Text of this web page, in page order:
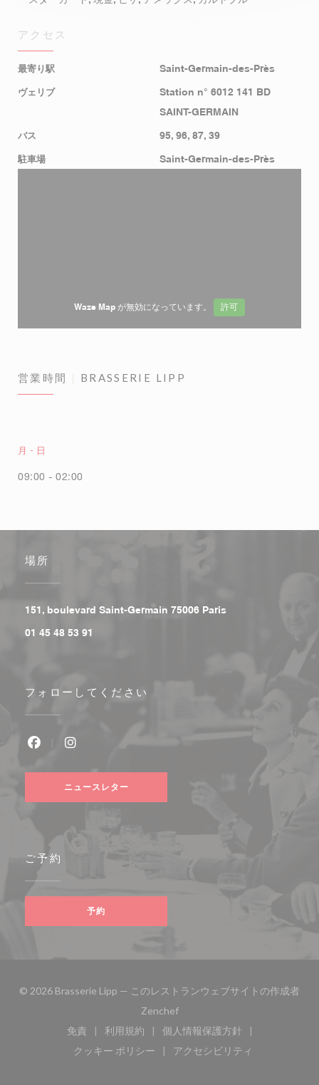
アクセス
最寄り駅
Saint-Germain-des-Près
ヴェリブ
Station n° 6012 141 BD
SAINT-GERMAIN
バス
95, 96, 87, 39
駐車場
Saint-Germain-des-Près
Waze Map が無効になっています。 許可
営業時間 BRASSERIE LIPP
月 - 日
09:00 - 02:00
場所
151, boulevard Saint-Germain 75006 Paris
01 45 48 53 91
フォローしてください
ニュースレター
ご予約
予約
© 2026 Brasserie Lipp — このレストランウェブサイトの作成者
Zenchef((新しいウィンドウで開きます))
免責
((新しいウィンドウで開きます))
利用規約
((新しいウィンドウで開きます))
個人情報保護方針
((新しいウィンドウで開
クッキー ポリシー
((新しいウィンドウで開きます))
アクセシビリティ
((新しいウィンドウで